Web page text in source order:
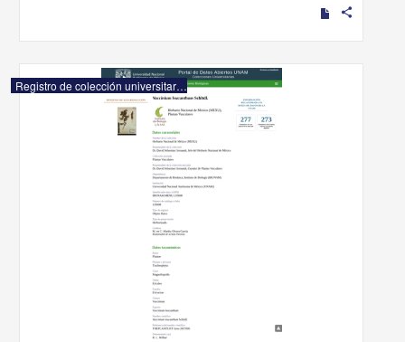
share
Registro de colección universitaria